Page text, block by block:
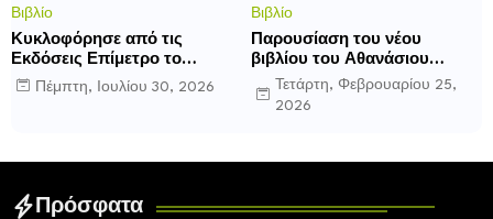
Βιβλίο
Κυκλοφόρησε από τις
Εκδόσεις Επίμετρο το
αστυνομικό μυθιστόρημα της
Κατερίνας Πανούση. Οι
Πέμπτη, Ιουλίου 30, 2026
Βιβλίο
Παρουσίαση του νέου
βιβλίου του Αθανάσιου
Δαββέτα «Πολύ σας
αγαπήσαμε» στον Ιανό
Τετάρτη, Φεβρουαρίου 25,
2026
Πρόσφατα